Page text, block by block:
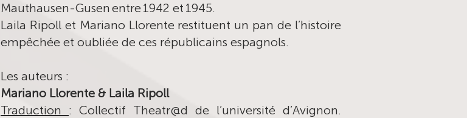
Mauthausen-Gusen entre 1942 et 1945.
Laila Ripoll et Mariano Llorente restituent un pan de l’histoire
empêchée et oubliée de ces républicains espagnols.
Les auteurs :
Mariano Llorente & Laila Ripoll
Traduction : Collectif Theatr@d de l’université d’Avignon.